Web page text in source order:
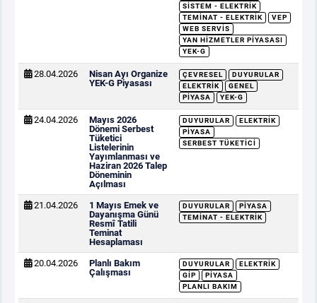
SISTEM - ELEKTRIK
TEMINAT - ELEKTRIK
VEP
WEB SERVIS
YAN HIZMETLER PIYASASI
YEK-G
28.04.2026
Nisan Ayı Organize
YEK-G Piyasası
ÇEVRESEL
DUYURULAR
ELEKTRIK
GENEL
PIYASA
YEK-G
24.04.2026
Mayıs 2026
Dönemi Serbest
Tüketici
Listelerinin
Yayımlanması ve
Haziran 2026 Talep
Döneminin
Açılması
DUYURULAR
ELEKTRIK
PIYASA
SERBEST TÜKETICI
21.04.2026
1 Mayıs Emek ve
Dayanışma Günü
Resmî Tatili
Teminat
Hesaplaması
DUYURULAR
PIYASA
TEMINAT - ELEKTRIK
20.04.2026
Planlı Bakım
Çalışması
DUYURULAR
ELEKTRIK
GİP
PIYASA
PLANLI BAKIM